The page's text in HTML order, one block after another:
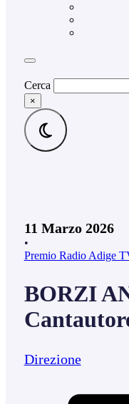
Cerca
×
11 Marzo 2026
•
Premio Radio Adige
BORZI
Direzione